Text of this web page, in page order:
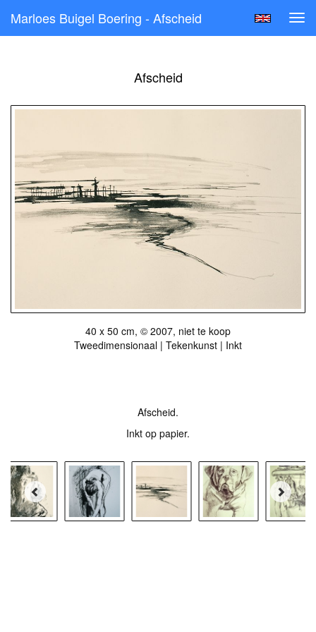
Marloes Buigel Boering - Afscheid
Afscheid
40 x 50 cm, © 2007, niet te koop
Tweedimensionaal | Tekenkunst | Inkt
Afscheid.
Inkt op papier.